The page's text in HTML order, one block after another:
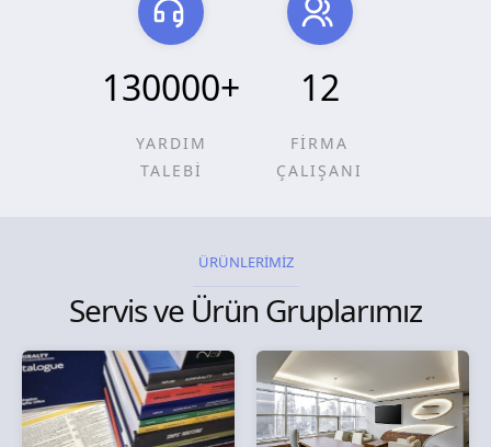
130000+
YARDIM
TALEBİ
12
FİRMA
ÇALIŞANI
ÜRÜNLERİMİZ
Servis ve Ürün Gruplarımız